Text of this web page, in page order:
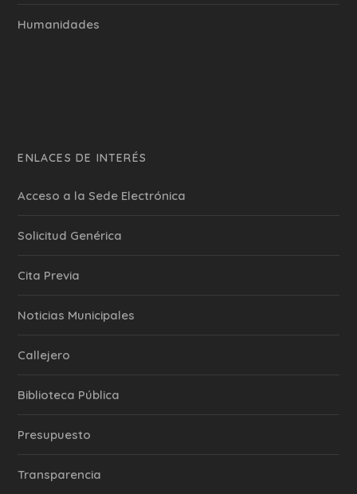
Humanidades
ENLACES DE INTERÉS
Acceso a la Sede Electrónica
Solicitud Genérica
Cita Previa
‎Noticias Municipales
Callejero
Biblioteca Pública
Presupuesto
Transparencia